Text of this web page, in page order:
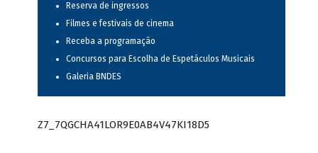
Reserva de ingressos
Filmes e festivais de cinema
Receba a programação
Concursos para Escolha de Espetáculos Musicais
Galeria BNDES
Z7_7QGCHA41LOR9E0AB4V47KI18D5